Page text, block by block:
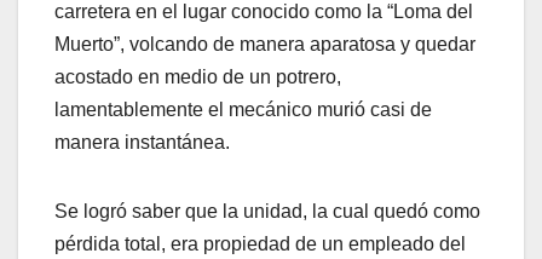
carretera en el lugar conocido como la “Loma del
Muerto”, volcando de manera aparatosa y quedar
acostado en medio de un potrero,
lamentablemente el mecánico murió casi de
manera instantánea.
Se logró saber que la unidad, la cual quedó como
pérdida total, era propiedad de un empleado del